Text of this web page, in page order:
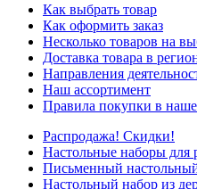
Как выбрать товар
Как оформить заказ
Несколько товаров на
Доставка товара в
Направления
Наш ассортимент
Правила покупки в
Распродажа! Скидки!
Настольные наборы для
Письменный
Настольный набор из